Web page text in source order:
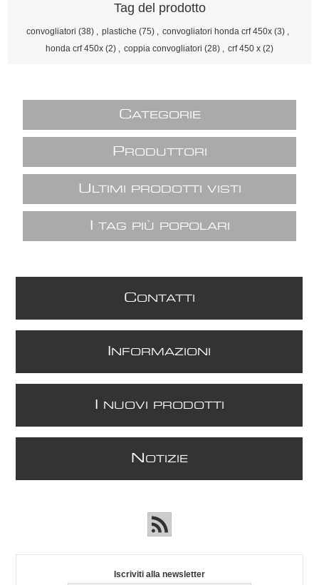
Tag del prodotto
convogliatori (38) , plastiche (75) , convogliatori honda crf 450x (3) ,
honda crf 450x (2) , coppia convogliatori (28) , crf 450 x (2)
CATEGORIE
P RODUTTORI
U LTIMI PRODOTTI VISTI
TAG PIÙ POPOLARI
CONTATTI
NFORMAZIONI
NUOVI PRODOTTI
N OTIZIE
Iscriviti alla newsletter